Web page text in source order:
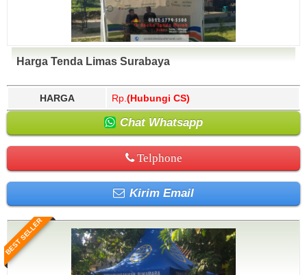
Harga Tenda Limas Surabaya
HARGA Rp. (Hubungi CS)
Chat Whatsapp
Telphone
Kirim Email
BEST SELLER